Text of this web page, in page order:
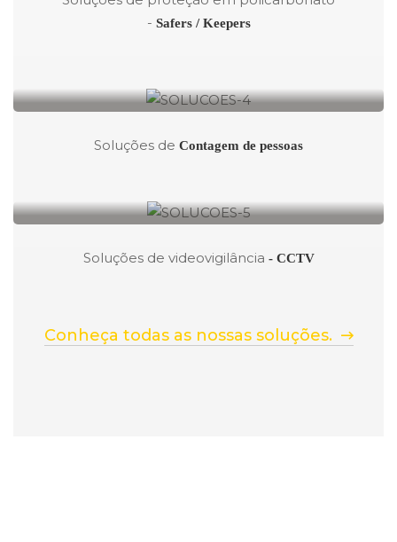
- Safers / Keepers
Soluções de Contagem de pessoas
Soluções de videovigilância - CCTV
Conheça todas as nossas soluções.